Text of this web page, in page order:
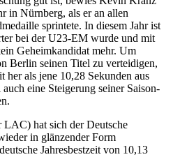
in Nürnberg, als er an allen
sprintete. In diesem Jahr ist
bei der U23-EM wurde und mit
Geheimkandidat mehr. Um
Berlin seinen Titel zu verteidigen,
her als jene 10,28 Sekunden aus
eine Steigerung seiner Saison-
hat sich der Deutsche
in glänzender Form
Jahresbestzeit von 10,13